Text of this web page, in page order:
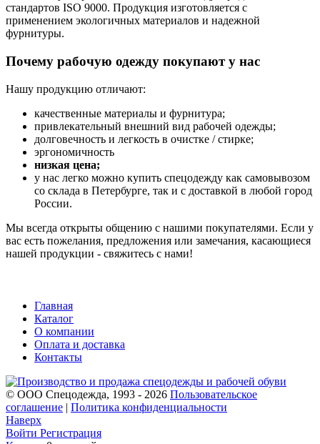
стандартов ISO 9000. Продукция изготовляется с
применением экологичных материалов и надежной
фурнитуры.
Почему рабочую одежду покупают у нас
Нашу продукцию отличают:
качественные материалы и фурнитура;
привлекательный внешний вид рабочей одежды;
долговечность и легкость в очистке / стирке;
эргономичность
низкая цена;
у нас легко можно купить спецодежду как самовывозом
со склада в Петербурге, так и с доставкой в любой город
России.
Мы всегда открыты общению с нашими покупателями. Если у
вас есть пожелания, предложения или замечания, касающиеся
нашей продукции - свяжитесь с нами!
Главная
Каталог
О компании
Оплата и доставка
Контакты
© ООО Спецодежда, 1993 - 2026 Пользовательское
соглашение | Политика конфиденциальности
Наверх
Войти Регистрация